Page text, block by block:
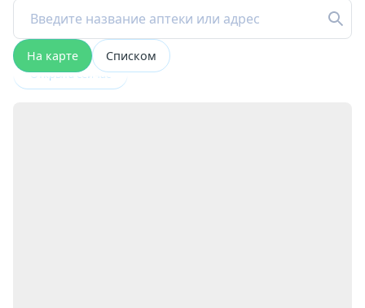
На карте Списком
Открыта сейчас